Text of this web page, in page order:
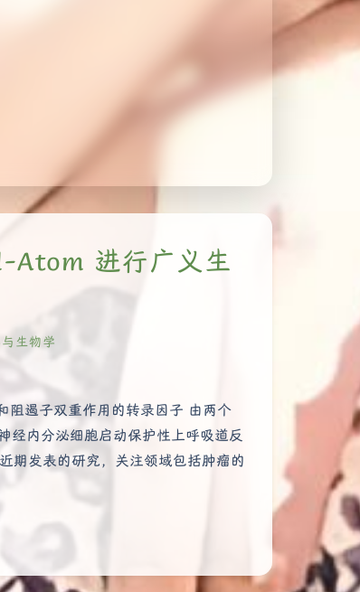
Atom 进行广义生
生物学
阻遏子双重作用的转录因子 由两个
经内分泌细胞启动保护性上呼吸道反
期发表的研究，关注领域包括肿瘤的